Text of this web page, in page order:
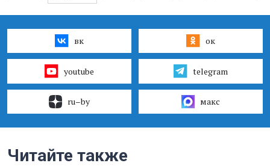
вк ок
youtube telegram
ru–by макс
Читайте также